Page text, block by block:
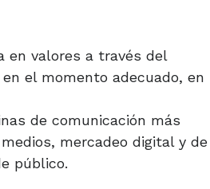
en valores a través del
el momento adecuado, en
de comunicación más
mercadeo digital y de
público.